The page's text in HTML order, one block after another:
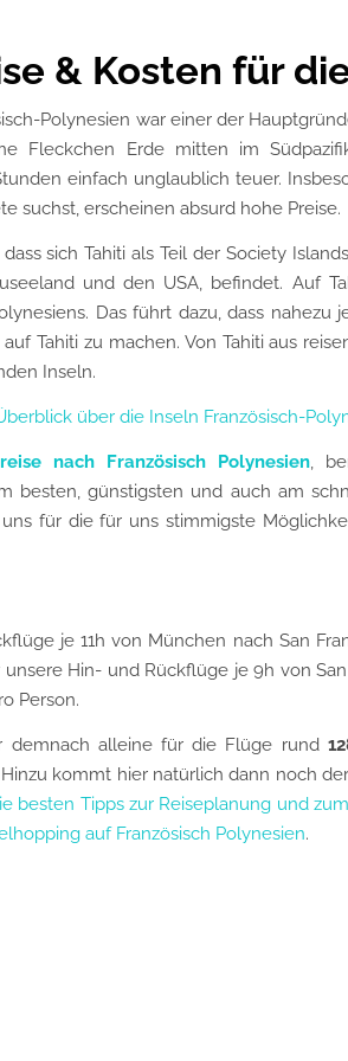
& Kosten für
Polynesien war einer der
Fleckchen Erde mitten im
einfach unglaublich teuer.
suchst, erscheinen absurd hohe Preise.
sich Tahiti als Teil der Society
und den USA, befindet. Auf
Das führt dazu, dass
Tahiti zu machen. Von Tahiti aus
Inseln.
über die Inseln Französisch-
nach Französisch Polynesien,
besten, günstigsten und auch am
uns für die für uns stimmigste
je 11h von München nach San
unsere Hin- und Rückflüge je 9h von
Person.
demnach alleine für die Flüge rund
kommt hier natürlich dann noch
besten Tipps zur Reiseplanung und
auf Französisch Polynesien.